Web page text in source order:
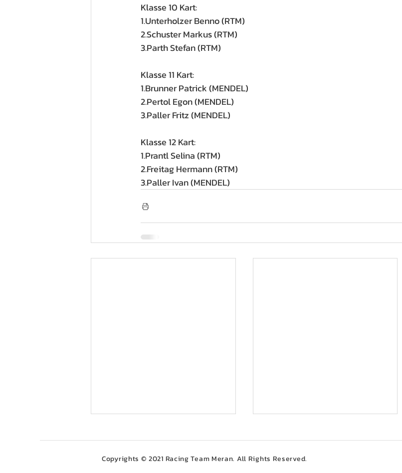
Klasse 10 Kart:
1.Unterholzer Benno (RTM)
2.Schuster Markus (RTM)
3.Parth Stefan (RTM)
Klasse 11 Kart:
1.Brunner Patrick (MENDEL)
2.Pertol Egon (MENDEL)
3.Paller Fritz (MENDEL)
Klasse 12 Kart:
1.Prantl Selina (RTM)
2.Freitag Hermann (RTM)
3.Paller Ivan (MENDEL)
Copyrights © 2021 Racing Team Meran. All Rights Reserved.